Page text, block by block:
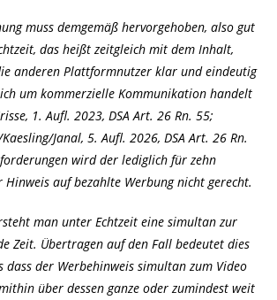
muss demgemäß hervorgehoben, also gut
das heißt zeitgleich mit dem Inhalt,
anderen Plattformnutzer klar und eindeutig
um kommerzielle Kommunikation handelt
1. Aufl. 2023, DSA Art. 26 Rn. 55;
Janal, 5. Aufl. 2026, DSA Art. 26 Rn.
wird der lediglich für zehn
Hinweis auf bezahlte Werbung nicht gerecht.
man unter Echtzeit eine simultan zur
Zeit. Übertragen auf den Fall bedeutet dies
dass der Werbehinweis simultan zum Video
über dessen ganze oder zumindest weit